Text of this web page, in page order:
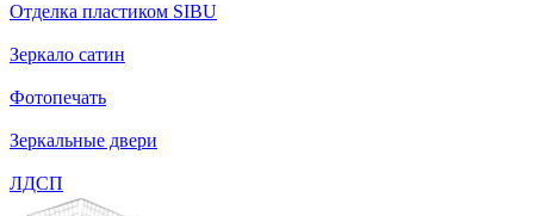
Отделка пластиком SIBU
Зеркало сатин
Фотопечать
Зеркальные двери
ЛДСП